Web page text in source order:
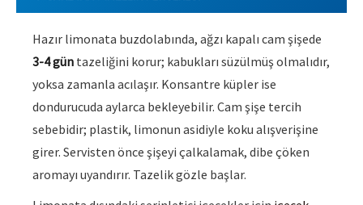
Hazır limonata buzdolabında, ağzı kapalı cam şişede
3-4 gün tazeliğini korur; kabukları süzülmüş olmalıdır,
yoksa zamanla acılaşır. Konsantre küpler ise
dondurucuda aylarca bekleyebilir. Cam şişe tercih
sebebidir; plastik, limonun asidiyle koku alışverişine
girer. Servisten önce şişeyi çalkalamak, dibe çöken
aromayı uyandırır. Tazelik gözle başlar.